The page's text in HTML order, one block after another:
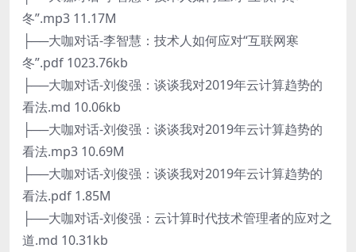
冬”.mp3 11.17M
├──大咖对话-李智慧：技术人如何应对“互联网寒
冬”.pdf 1023.76kb
├──大咖对话-刘俊强：谈谈我对2019年云计算趋势的
看法.md 10.06kb
├──大咖对话-刘俊强：谈谈我对2019年云计算趋势的
看法.mp3 10.69M
├──大咖对话-刘俊强：谈谈我对2019年云计算趋势的
看法.pdf 1.85M
├──大咖对话-刘俊强：云计算时代技术管理者的应对之
道.md 10.31kb